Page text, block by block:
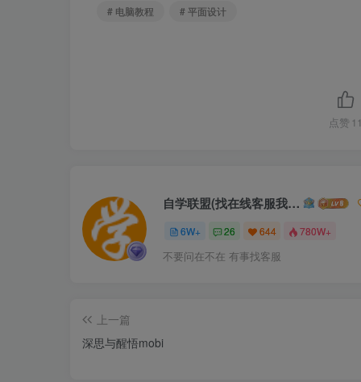
# 电脑教程
# 平面设计
点赞
自学联盟(找在线客服我不回信息的)
6W+ 26 644 780W+
不要问在不在 有事找客服
上一篇
深思与醒悟mobi